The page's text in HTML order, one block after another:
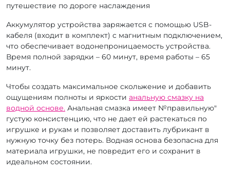
путешествие по дороге наслаждения
Аккумулятор устройства заряжается с помощью USB-
кабеля (входит в комплект) с магнитным подключением,
что обеспечивает водонепроницаемость устройства.
Время полной зарядки – 60 минут, время работы – 65
минут.
Чтобы создать максимальное скольжение и добавить
ощущениям полноты и яркости анальную смазку на
водной основе. Анальная смазка имеет №правильную"
густую консистенцию, что не дает ей растекаться по
игрушке и рукам и позволяет доставить лубрикант в
нужную точку без потерь. Водная основа безопасна для
материала игрушки, не повредит его и сохранит в
идеальном состоянии.